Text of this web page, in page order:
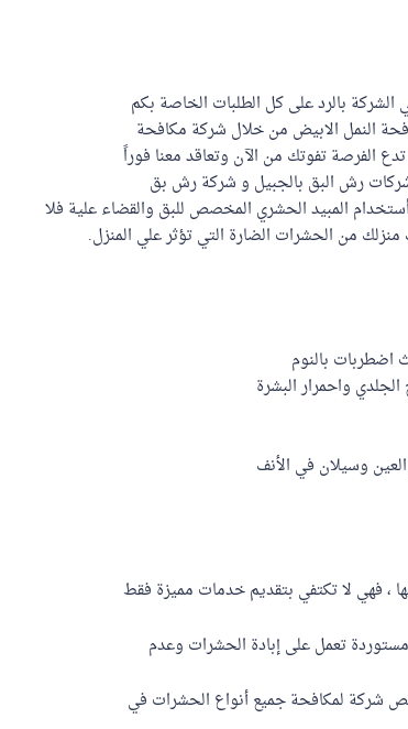
بالرد على كل الطلبات الخاصة بكم
النمل الابيض من خلال شركة مكافحة
الفرصة تفوتك من الآن وتعاقد معنا فوراً
شركات رش البق بالجبيل و شركة رش بق
المبيد الحشري المخصص للبق والقضاء علية فلا
من الحشرات الضارة التي تؤثر علي المنزل.
اضطربات بالنوم
واحمرار البشرة
وسيلان في الأنف
، فهي لا تكتفي بتقديم خدمات مميزة فقط
تعمل على إبادة الحشرات وعدم
شركة لمكافحة جميع أنواع الحشرات في